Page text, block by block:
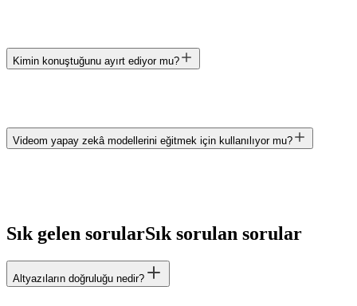
Kimin konuştuğunu ayırt ediyor mu?
Videom yapay zekâ modellerini eğitmek için kullanılıyor mu?
Sık gelen sorularSık sorulan sorular
Altyazıların doğruluğu nedir?